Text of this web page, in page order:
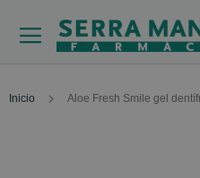
Inicio Aloe Fresh Smile gel